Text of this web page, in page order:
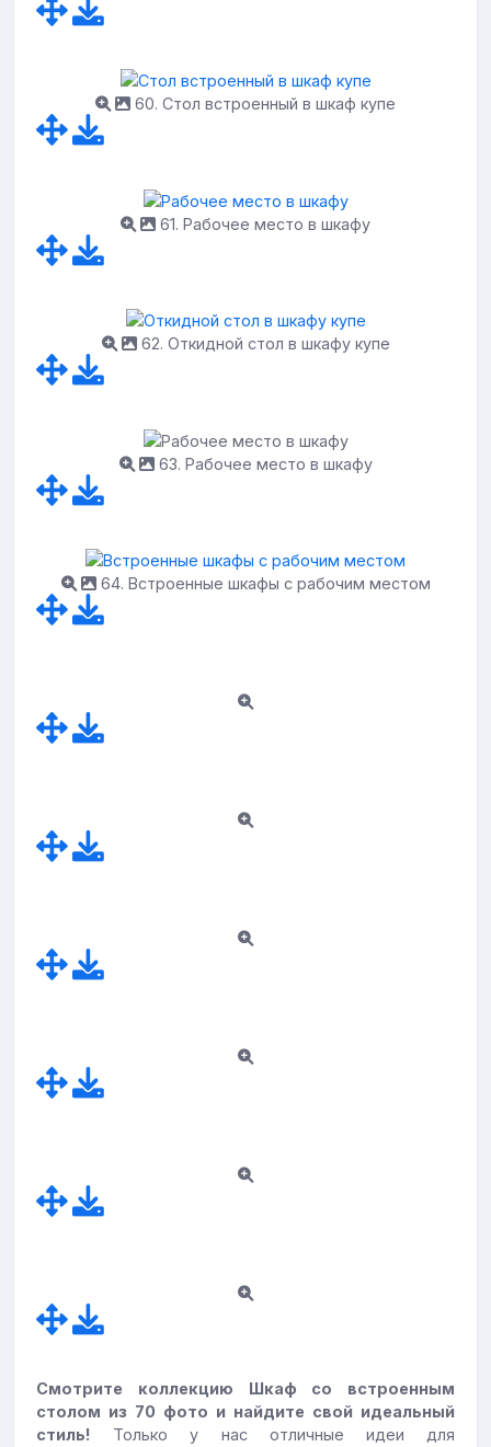
60. Стол встроенный в шкаф купе
61. Рабочее место в шкафу
62. Откидной стол в шкафу купе
63. Рабочее место в шкафу
64. Встроенные шкафы с рабочим местом
Смотрите коллекцию Шкаф со встроенным
столом из 70 фото и найдите свой идеальный
стиль!
Только у нас отличные идеи для